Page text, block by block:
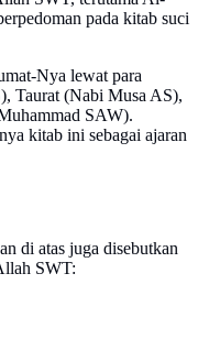
pada kitab suci
Nya lewat para
Taurat (Nabi Musa AS),
SAW).
kitab ini sebagai ajaran
di atas juga disebutkan
SWT: